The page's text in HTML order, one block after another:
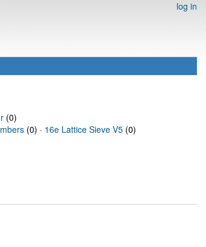
log in
(0)
(0) · 16e Lattice Sieve V5 (0)